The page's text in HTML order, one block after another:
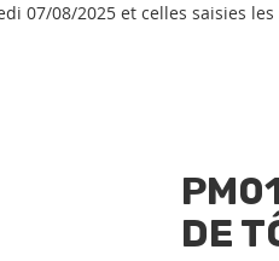
07/08/2025 et celles saisies
DE